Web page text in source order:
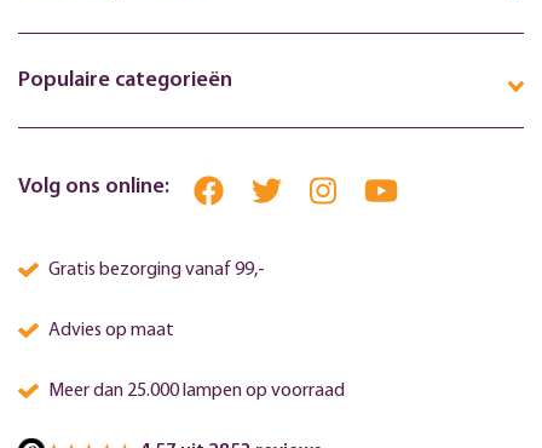
Populaire categorieën
Volg ons online:
Gratis bezorging vanaf 99,-
Advies op maat
Meer dan 25.000 lampen op voorraad